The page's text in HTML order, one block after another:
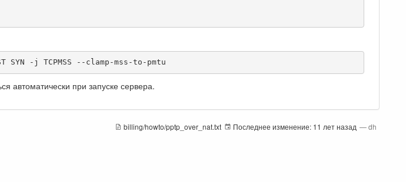
SYN -j TCPMSS --clamp-mss-to-pmtu
автоматически при запуске сервера.
billing/howto/pptp_over_nat.txt Последнее изменение: 11 лет назад —dh